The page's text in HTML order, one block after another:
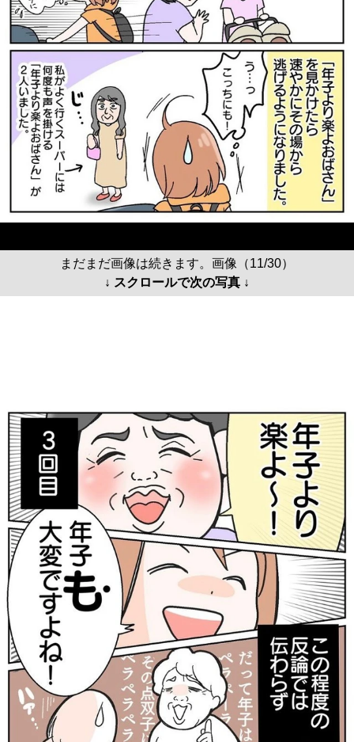
まだまだ画像は続きます。画像（11/30）
↓ スクロールで次の写真 ↓